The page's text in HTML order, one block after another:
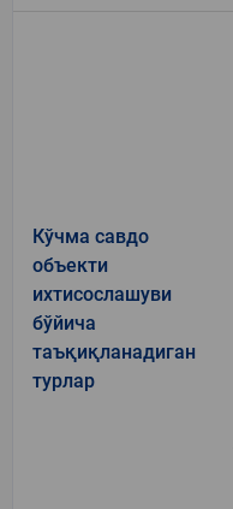
Кўчма савдо
объекти
ихтисослашуви
бўйича
таъқиқланадиган
турлар